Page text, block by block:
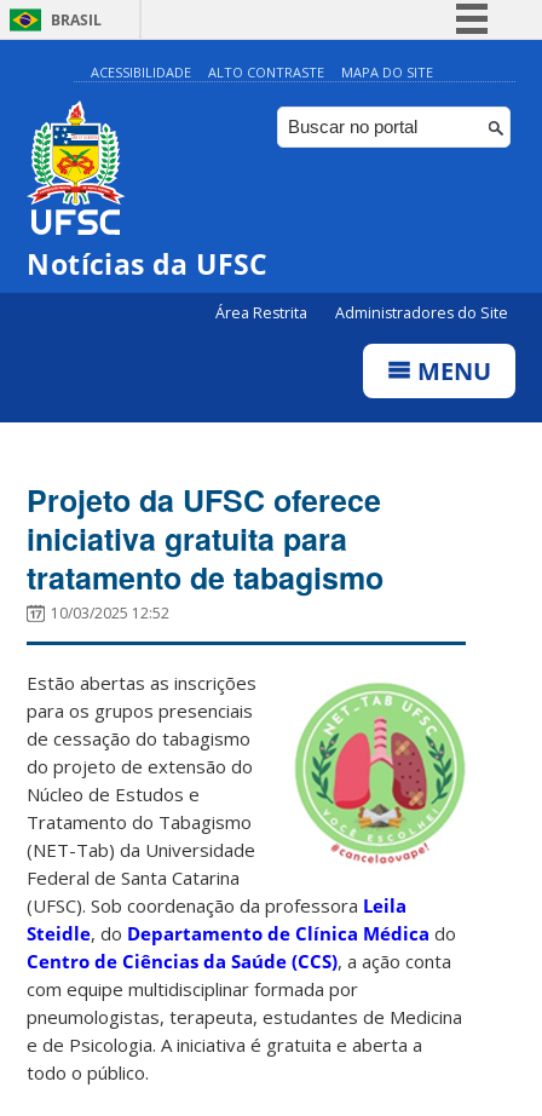
BRASIL
Simplifique!
Comunica BR
Participe
ACESSIBILIDADE ALTO CONTRASTE MAPA DO SITE
Notícias da UFSC
Área Restrita Administradores do Site
MENU
Projeto da UFSC oferece
iniciativa gratuita para
tratamento de tabagismo
10/03/2025 12:52
Estão abertas as inscrições
para os grupos presenciais
de cessação do tabagismo
do projeto de extensão do
Núcleo de Estudos e
Tratamento do Tabagismo
(NET-Tab) da Universidade
Federal de Santa Catarina
(UFSC). Sob coordenação da professora Leila
Steidle, do Departamento de Clínica Médica do
Centro de Ciências da Saúde (CCS), a ação conta
com equipe multidisciplinar formada por
pneumologistas, terapeuta, estudantes de Medicina
e de Psicologia. A iniciativa é gratuita e aberta a
todo o público.